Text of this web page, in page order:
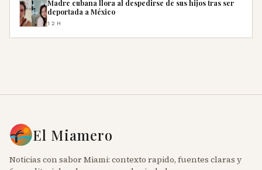
Madre cubana llora al despedirse de sus hijos tras ser
deportada a México
12H
El Miamero
Noticias con sabor Miami: contexto rapido, fuentes claras y